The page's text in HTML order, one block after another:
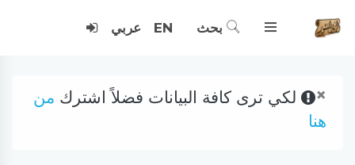
بحث EN عربي
× لكي ترى كافة البيانات فضلاً اشترك من
هنا